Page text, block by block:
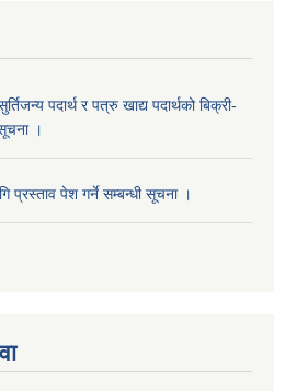
पदार्थ र पत्रु खाद्य पदार्थको बिक्री-
।
प्रस्ताव पेश गर्ने सम्बन्धी सूचना ।